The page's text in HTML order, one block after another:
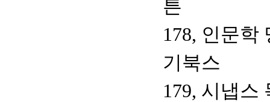
튼
178, 인문학
기북스
179, 시냅스